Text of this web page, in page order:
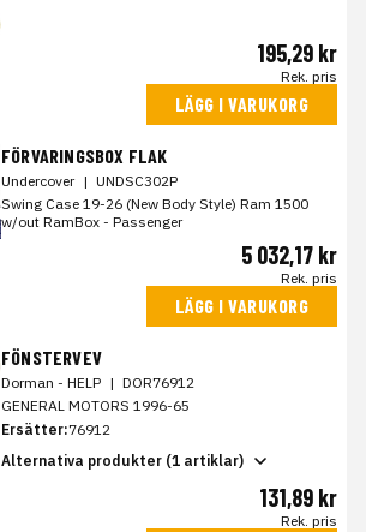
195,29 kr
Rek. pris
LÄGG I VARUKORG
FÖRVARINGSBOX FLAK
Undercover | UNDSC302P
Swing Case 19-26 (New Body Style) Ram 1500
w/out RamBox - Passenger
5 032,17 kr
Rek. pris
LÄGG I VARUKORG
FÖNSTERVEV
Dorman - HELP | DOR76912
GENERAL MOTORS 1996-65
Ersätter:76912
Alternativa produkter (1 artiklar)
131,89 kr
Rek. pris